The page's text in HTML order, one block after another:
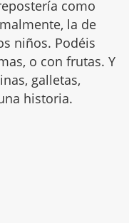
como
la de
niños. Podéis
o con frutas. Y
galletas,
historia.